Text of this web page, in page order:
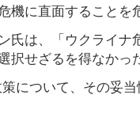
に直面することを
氏は、「ウクライナ
せざるを得なかっ
について、その妥